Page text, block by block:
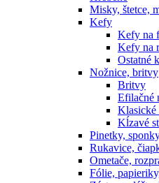
Misky, štetce,
Kefy
Kefy na
Kefy na
Ostatné
Nožnice, britvy
Britvy
Efilačné
Klasické
Kĺzavé
Pinetky,
Rukavice,
Ometače,
Fólie,